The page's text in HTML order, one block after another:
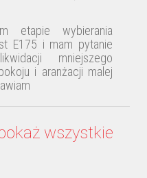
etapie wybierania
E175 i mam pytanie
mniejszego
i aranżacji malej
17.01.2021 / 20:12:24
wszystkie